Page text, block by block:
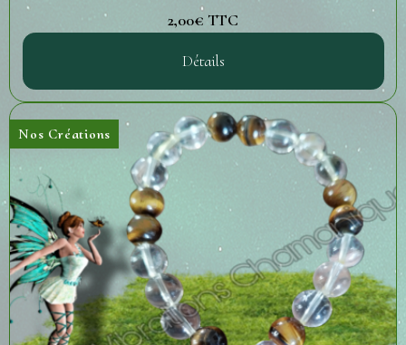
2,00€ TTC
Détails
Nos Créations